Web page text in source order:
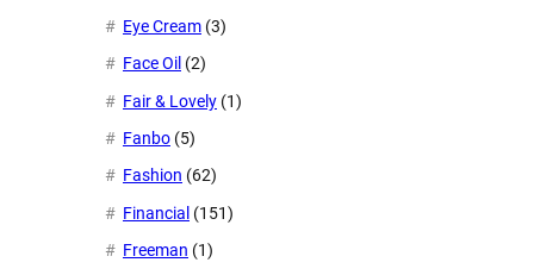
Eye Cream (3)
Face Oil (2)
Fair & Lovely (1)
Fanbo (5)
Fashion (62)
Financial (151)
Freeman (1)